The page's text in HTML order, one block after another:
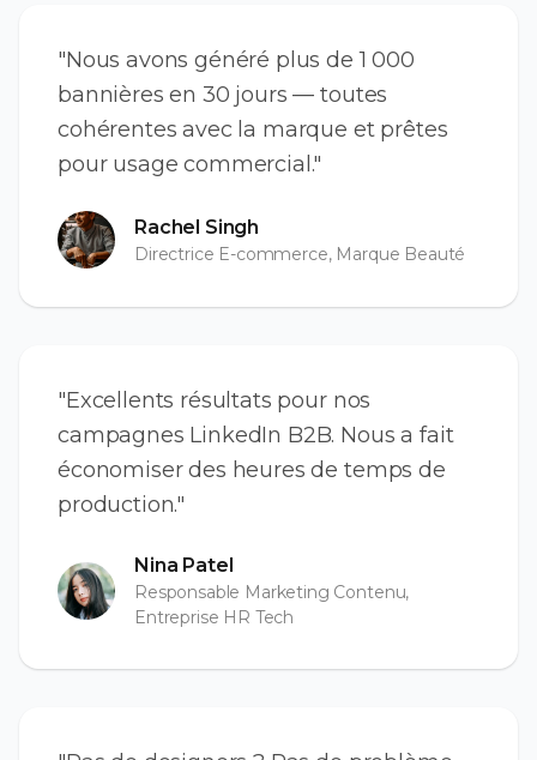
"Nous avons généré plus de 1 000
bannières en 30 jours — toutes
cohérentes avec la marque et prêtes
pour usage commercial."
Rachel Singh
Directrice E-commerce, Marque Beauté
"Excellents résultats pour nos
campagnes LinkedIn B2B. Nous a fait
économiser des heures de temps de
production."
Nina Patel
Responsable Marketing Contenu,
Entreprise HR Tech